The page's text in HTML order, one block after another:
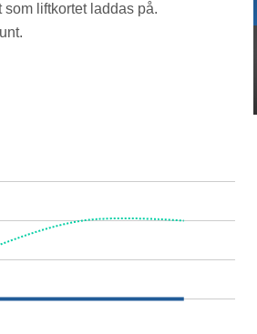
liftkortet laddas på.